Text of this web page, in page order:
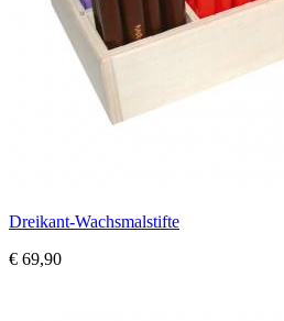
Dreikant-Wachsmalstifte
€ 69,90